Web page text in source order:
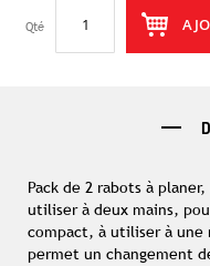
Qté
Pack de 2 rabots à
utiliser à deux mains,
compact, à utiliser à une
permet un changement